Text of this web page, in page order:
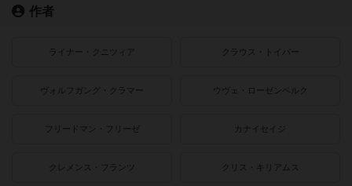
作者
ライナー・クニツィア クラウス・トイバー
ヴォルフガング・クラマー ウヴェ・ローゼンベルク
フリードマン・フリーゼ カナイセイジ
クレメンス・フランツ クリス・キリアムス